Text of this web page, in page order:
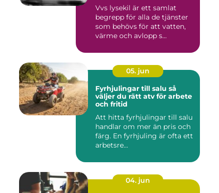
Vvs lysekil är ett samlat
begrepp för alla de tjänster
som behövs för att vatten,
värme och avlopp s...
05. jun
Fyrhjulingar till salu så
väljer du rätt atv för arbete
och fritid
Att hitta fyrhjulingar till salu
handlar om mer än pris och
färg. En fyrhjuling är ofta ett
arbetsre...
04. jun